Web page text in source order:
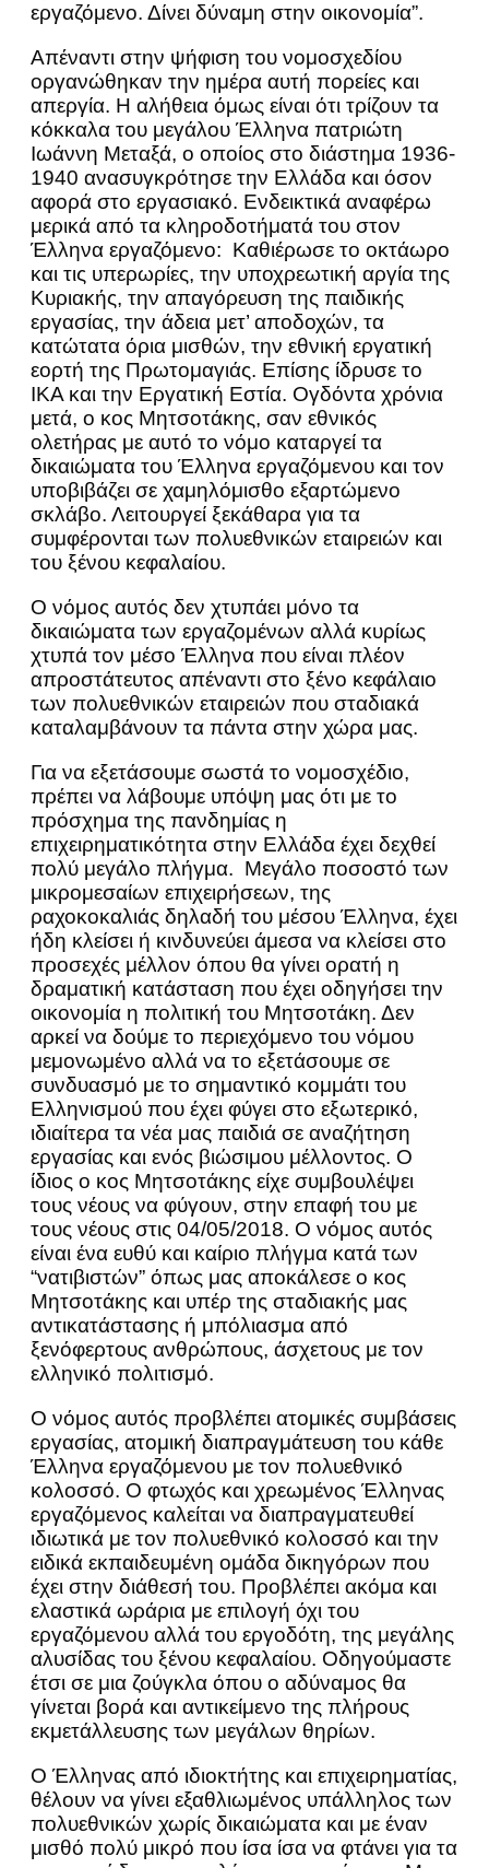
εργαζόμενο. Δίνει δύναμη στην οικονομία”.
Απέναντι στην ψήφιση του νομοσχεδίου
οργανώθηκαν την ημέρα αυτή πορείες και
απεργία. Η αλήθεια όμως είναι ότι τρίζουν τα
κόκκαλα του μεγάλου Έλληνα πατριώτη
Ιωάννη Μεταξά, ο οποίος στο διάστημα 1936-
1940 ανασυγκρότησε την Ελλάδα και όσον
αφορά στο εργασιακό. Ενδεικτικά αναφέρω
μερικά από τα κληροδοτήματά του στον
Έλληνα εργαζόμενο: Καθιέρωσε το οκτάωρο
και τις υπερωρίες, την υποχρεωτική αργία της
Κυριακής, την απαγόρευση της παιδικής
εργασίας, την άδεια μετ’ αποδοχών, τα
κατώτατα όρια μισθών, την εθνική εργατική
εορτή της Πρωτομαγιάς. Επίσης ίδρυσε το
ΙΚΑ και την Εργατική Εστία. Ογδόντα χρόνια
μετά, ο κος Μητσοτάκης, σαν εθνικός
ολετήρας με αυτό το νόμο καταργεί τα
δικαιώματα του Έλληνα εργαζόμενου και τον
υποβιβάζει σε χαμηλόμισθο εξαρτώμενο
σκλάβο. Λειτουργεί ξεκάθαρα για τα
συμφέρονται των πολυεθνικών εταιρειών και
του ξένου κεφαλαίου.
Ο νόμος αυτός δεν χτυπάει μόνο τα
δικαιώματα των εργαζομένων αλλά κυρίως
χτυπά τον μέσο Έλληνα που είναι πλέον
απροστάτευτος απέναντι στο ξένο κεφάλαιο
των πολυεθνικών εταιρειών που σταδιακά
καταλαμβάνουν τα πάντα στην χώρα μας.
Για να εξετάσουμε σωστά το νομοσχέδιο,
πρέπει να λάβουμε υπόψη μας ότι με το
πρόσχημα της πανδημίας η
επιχειρηματικότητα στην Ελλάδα έχει δεχθεί
πολύ μεγάλο πλήγμα. Μεγάλο ποσοστό των
μικρομεσαίων επιχειρήσεων, της
ραχοκοκαλιάς δηλαδή του μέσου Έλληνα, έχει
ήδη κλείσει ή κινδυνεύει άμεσα να κλείσει στο
προσεχές μέλλον όπου θα γίνει ορατή η
δραματική κατάσταση που έχει οδηγήσει την
οικονομία η πολιτική του Μητσοτάκη. Δεν
αρκεί να δούμε το περιεχόμενο του νόμου
μεμονωμένο αλλά να το εξετάσουμε σε
συνδυασμό με το σημαντικό κομμάτι του
Ελληνισμού που έχει φύγει στο εξωτερικό,
ιδιαίτερα τα νέα μας παιδιά σε αναζήτηση
εργασίας και ενός βιώσιμου μέλλοντος. Ο
ίδιος ο κος Μητσοτάκης είχε συμβουλέψει
τους νέους να φύγουν, στην επαφή του με
τους νέους στις 04/05/2018. Ο νόμος αυτός
είναι ένα ευθύ και καίριο πλήγμα κατά των
“νατιβιστών” όπως μας αποκάλεσε ο κος
Μητσοτάκης και υπέρ της σταδιακής μας
αντικατάστασης ή μπόλιασμα από
ξενόφερτους ανθρώπους, άσχετους με τον
ελληνικό πολιτισμό.
Ο νόμος αυτός προβλέπει ατομικές συμβάσεις
εργασίας, ατομική διαπραγμάτευση του κάθε
Έλληνα εργαζόμενου με τον πολυεθνικό
κολοσσό. Ο φτωχός και χρεωμένος Έλληνας
εργαζόμενος καλείται να διαπραγματευθεί
ιδιωτικά με τον πολυεθνικό κολοσσό και την
ειδικά εκπαιδευμένη ομάδα δικηγόρων που
έχει στην διάθεσή του. Προβλέπει ακόμα και
ελαστικά ωράρια με επιλογή όχι του
εργαζόμενου αλλά του εργοδότη, της μεγάλης
αλυσίδας του ξένου κεφαλαίου. Οδηγούμαστε
έτσι σε μια ζούγκλα όπου ο αδύναμος θα
γίνεται βορά και αντικείμενο της πλήρους
εκμετάλλευσης των μεγάλων θηρίων.
Ο Έλληνας από ιδιοκτήτης και επιχειρηματίας,
θέλουν να γίνει εξαθλιωμένος υπάλληλος των
πολυεθνικών χωρίς δικαιώματα και με έναν
μισθό πολύ μικρό που ίσα ίσα να φτάνει για τα